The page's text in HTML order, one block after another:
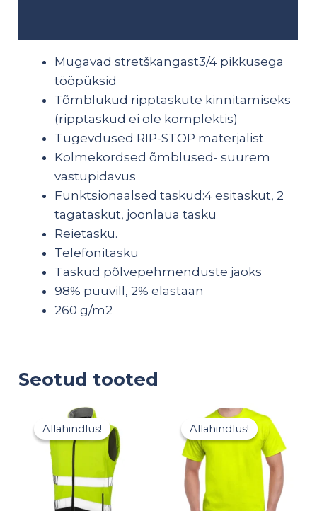
Mugavad stretškangast3/4 pikkusega
tööpüksid
Tõmblukud ripptaskute kinnitamiseks
(ripptaskud ei ole komplektis)
Tugevdused RIP-STOP materjalist
Kolmekordsed õmblused- suurem
vastupidavus
Funktsionaalsed taskud:4 esitaskut, 2
tagataskut, joonlaua tasku
Reietasku.
Telefonitasku
Taskud põlvepehmenduste jaoks
98% puuvill, 2% elastaan
260 g/m2
Seotud tooted
Allahindlus!
Allahindlus!
Algne
hind
oli:
30,00 €.
hind
on:
18,00 €.
Allahindlus!
Allahindlus!
Algne
hind
oli:
Praegune
hind
on:
5,50 €.